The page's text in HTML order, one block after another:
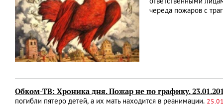
череда пожаров с
Обком-ТВ: Хроника дня. Пожар не по графику.
погибли пятеро детей, а их мать находится в реанимации.